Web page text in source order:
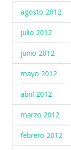
agosto 2012
julio 2012
junio 2012
mayo 2012
abril 2012
marzo 2012
febrero 2012